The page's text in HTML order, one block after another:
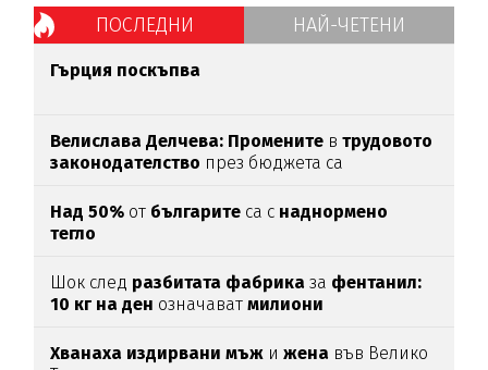
ПОСЛЕДНИ НАЙ-ЧЕТЕНИ
Гърция поскъпва
Велислава Делчева: Промените втрудовото
законодателство през бюджета са
Над 50% от българите са с наднормено
тегло
Шок след разбитата фабрика за фентанил:
10 кг на ден означават милиони
Хванаха издирвани мъж ижена във Велико